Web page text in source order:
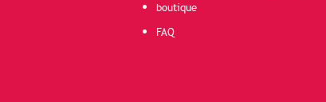
boutique
FAQ